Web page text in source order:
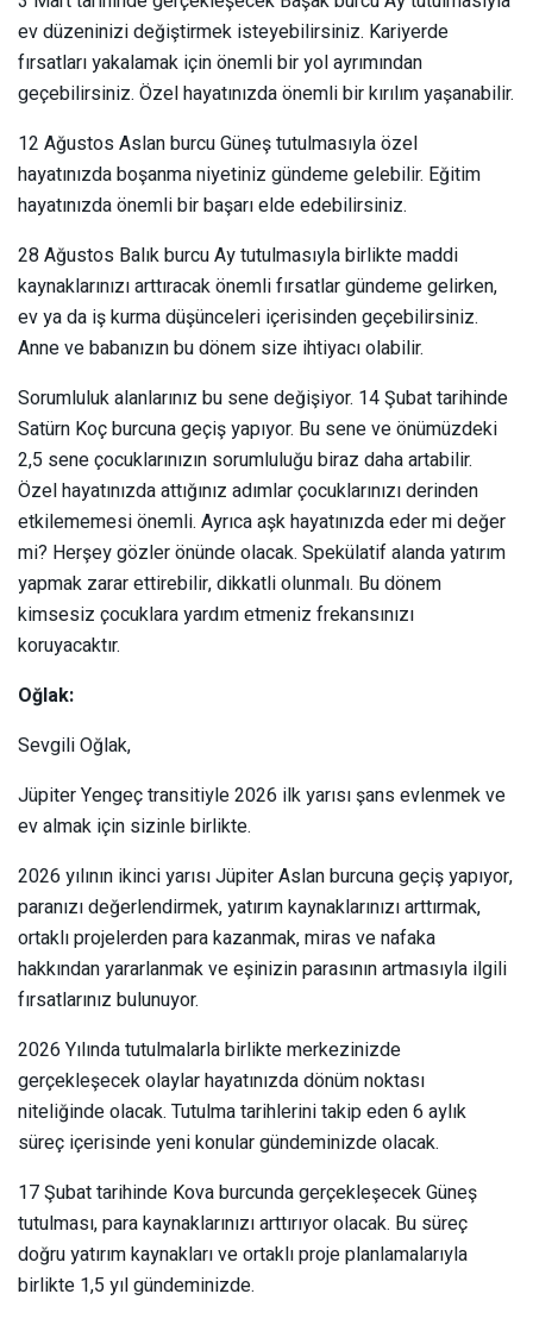
ev düzeninizi değiştirmek isteyebilirsiniz. Kariyerde
fırsatları yakalamak için önemli bir yol ayrımından
geçebilirsiniz. Özel hayatınızda önemli bir kırılım yaşanabilir.
12 Ağustos Aslan burcu Güneş tutulmasıyla özel
hayatınızda boşanma niyetiniz gündeme gelebilir. Eğitim
hayatınızda önemli bir başarı elde edebilirsiniz.
28 Ağustos Balık burcu Ay tutulmasıyla birlikte maddi
kaynaklarınızı arttıracak önemli fırsatlar gündeme gelirken,
ev ya da iş kurma düşünceleri içerisinden geçebilirsiniz.
Anne ve babanızın bu dönem size ihtiyacı olabilir.
Sorumluluk alanlarınız bu sene değişiyor. 14 Şubat tarihinde
Satürn Koç burcuna geçiş yapıyor. Bu sene ve önümüzdeki
2,5 sene çocuklarınızın sorumluluğu biraz daha artabilir.
Özel hayatınızda attığınız adımlar çocuklarınızı derinden
etkilememesi önemli. Ayrıca aşk hayatınızda eder mi değer
mi? Herşey gözler önünde olacak. Spekülatif alanda yatırım
yapmak zarar ettirebilir, dikkatli olunmalı. Bu dönem
kimsesiz çocuklara yardım etmeniz frekansınızı
koruyacaktır.
Oğlak:
Sevgili Oğlak,
Jüpiter Yengeç transitiyle 2026 ilk yarısı şans evlenmek ve
ev almak için sizinle birlikte.
2026 yılının ikinci yarısı Jüpiter Aslan burcuna geçiş yapıyor,
paranızı değerlendirmek, yatırım kaynaklarınızı arttırmak,
ortaklı projelerden para kazanmak, miras ve nafaka
hakkından yararlanmak ve eşinizin parasının artmasıyla ilgili
fırsatlarınız bulunuyor.
2026 Yılında tutulmalarla birlikte merkezinizde
gerçekleşecek olaylar hayatınızda dönüm noktası
niteliğinde olacak. Tutulma tarihlerini takip eden 6 aylık
süreç içerisinde yeni konular gündeminizde olacak.
17 Şubat tarihinde Kova burcunda gerçekleşecek Güneş
tutulması, para kaynaklarınızı arttırıyor olacak. Bu süreç
doğru yatırım kaynakları ve ortaklı proje planlamalarıyla
birlikte 1,5 yıl gündeminizde.